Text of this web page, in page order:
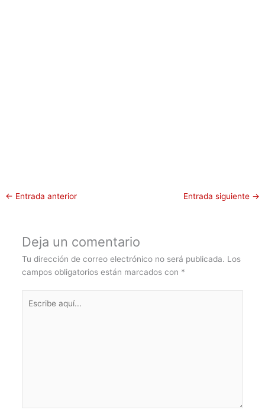
← Entrada anterior Entrada siguiente →
Deja un comentario
Tu dirección de correo electrónico no será publicada. Los
campos obligatorios están marcados con *
aquí...